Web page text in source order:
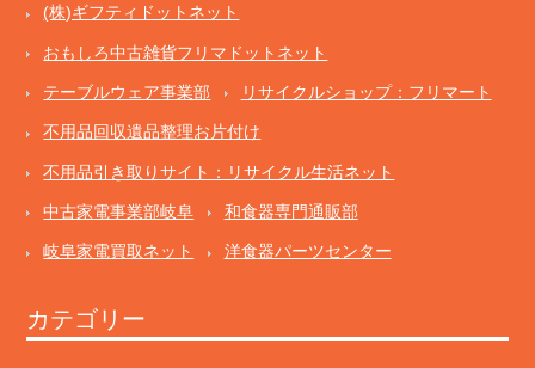
(株)ギフティドットネット
おもしろ中古雑貨フリマドットネット
テーブルウェア事業部 リサイクルショップ：フリマート
不用品回収遺品整理お片付け
不用品引き取りサイト：リサイクル生活ネット
中古家電事業部岐阜 和食器専門通販部
岐阜家電買取ネット 洋食器パーツセンター
カテゴリー